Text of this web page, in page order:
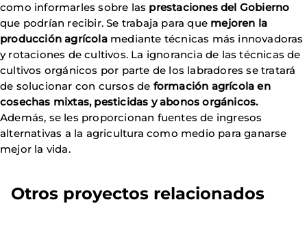
como informarles sobre las prestaciones del Gobierno
que podrían recibir. Se trabaja para que mejoren la
producción agrícola mediante técnicas más innovadoras
y rotaciones de cultivos. La ignorancia de las técnicas de
cultivos orgánicos por parte de los labradores se tratará
de solucionar con cursos de formación agrícola en
cosechas mixtas, pesticidas y abonos orgánicos.
Además, se les proporcionan fuentes de ingresos
alternativas a la agricultura como medio para ganarse
mejor la vida.
Otros proyectos relacionados